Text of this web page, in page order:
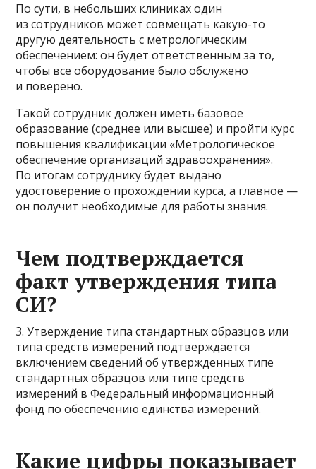
По сути, в небольших клиниках один
из сотрудников может совмещать какую-то
другую деятельность с метрологическим
обеспечением: он будет ответственным за то,
чтобы все оборудование было обслужено
и поверено.
Такой сотрудник должен иметь базовое
образование (среднее или высшее) и пройти курс
повышения квалификации «Метрологическое
обеспечение организаций здравоохранения».
По итогам сотруднику будет выдано
удостоверение о прохождении курса, а главное —
он получит необходимые для работы знания.
Чем подтверждается
факт утверждения типа
СИ?
3. Утверждение типа стандартных образцов или
типа средств измерений подтверждается
включением сведений об утвержденных типе
стандартных образцов или типе средств
измерений в Федеральный информационный
фонд по обеспечению единства измерений.
Какие цифры показывает